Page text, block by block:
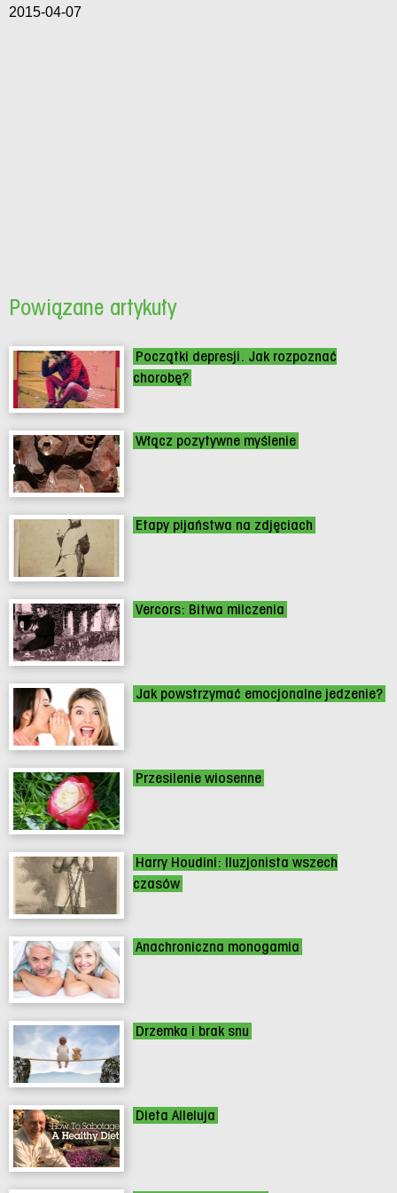
2015-04-07
Powiązane artykuły
Początki depresji. Jak rozpoznać
chorobę?
Włącz pozytywne myślenie
Etapy pijaństwa na zdjęciach
Vercors: Bitwa milczenia
Jak powstrzymać emocjonalne jedzenie?
Przesilenie wiosenne
Harry Houdini: Iluzjonista wszech
czasów
Anachroniczna monogamia
Drzemka i brak snu
Dieta Alleluja